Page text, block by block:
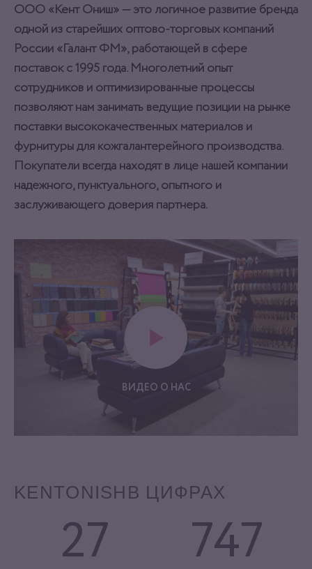
ООО «Кент Ониш» — это логичное развитие бренда
одной из старейших оптово-торговых компаний
России «Галант ФМ», работающей в сфере
поставок с 1995 года. Многолетний опыт
сотрудников и оптимизированные процессы
позволяют нам занимать ведущие позиции на рынке
поставки высококачественных материалов и
фурнитуры для кожгалантерейного производства.
Покупатели всегда находят в лице нашей компании
надежного, пунктуального, опытного и
заслуживающего доверия партнера.
ВИДЕО О НАС
KENTONISH В ЦИФРАХ
27 747